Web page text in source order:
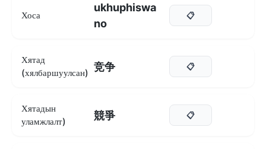
Хоса
ukhuphiswa
no
📋
Хятад
(хялбаршуулсан) 竞争 📋
Хятадын
уламжлалт)
競爭 📋